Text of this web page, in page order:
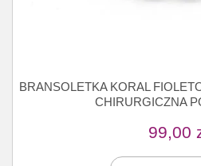
BRANSOLETKA KORAL
CHIRURGICZNA
99,00